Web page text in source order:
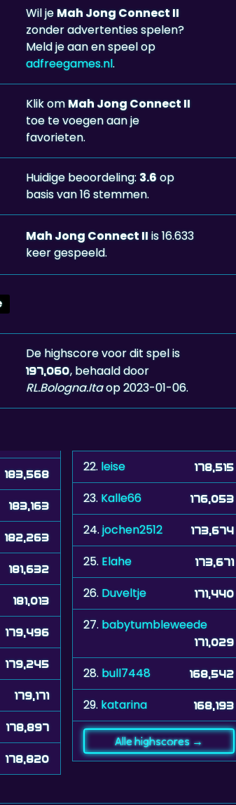
Wil jeMah Jong Connect II
zonder advertenties spelen?
Meld je aan en speel op
adfreegames.nl.
Klik omMah Jong Connect II
toe te voegen aan je
favorieten.
Huidige beoordeling: 3.6op
basis van 16 stemmen.
Mah Jong Connect IIis 16.633
keer gespeeld.
De highscore voor dit spel is
197,060, behaald door
RL.Bologna.Itaop 2023-01-06.
183,568
183,163
182,263
181,632
181,013
179,496
179,245
179,171
178,897
178,820
22. leise 178,515
23. Kalle66 176,053
24.jochen2512 173,674
25. Elahe 173,671
26. Duveltje 171,440
27. babytumbleweede
171,029
28. bull7448 168,542
29. katarina 168,193
Alle highscores →